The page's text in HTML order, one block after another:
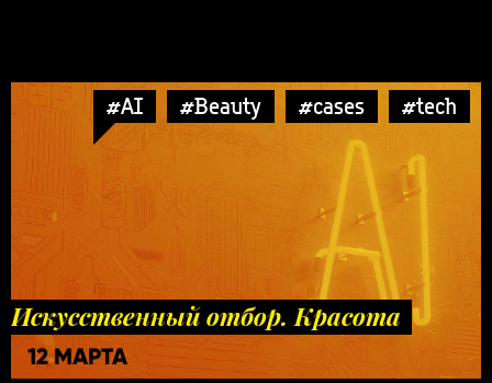
#AI #Beauty #cases #tech
Искусственный отбор. Красота
12 МАРТА